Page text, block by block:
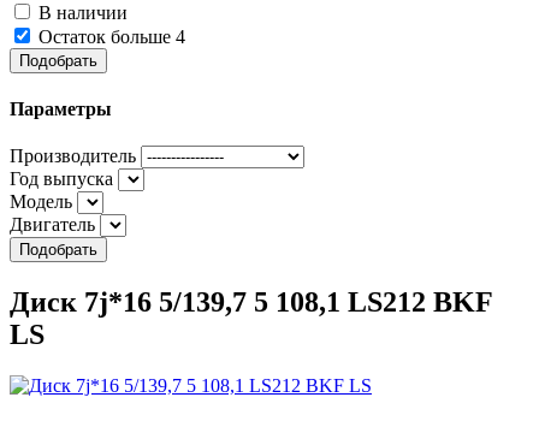
В наличии
Остаток больше 4
Подобрать
Параметры
Производитель
Год выпуска
Модель
Двигатель
Подобрать
Диск 7j*16 5/139,7 5 108,1 LS212 BKF
LS